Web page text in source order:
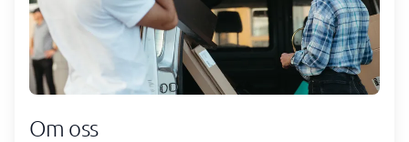
Om oss